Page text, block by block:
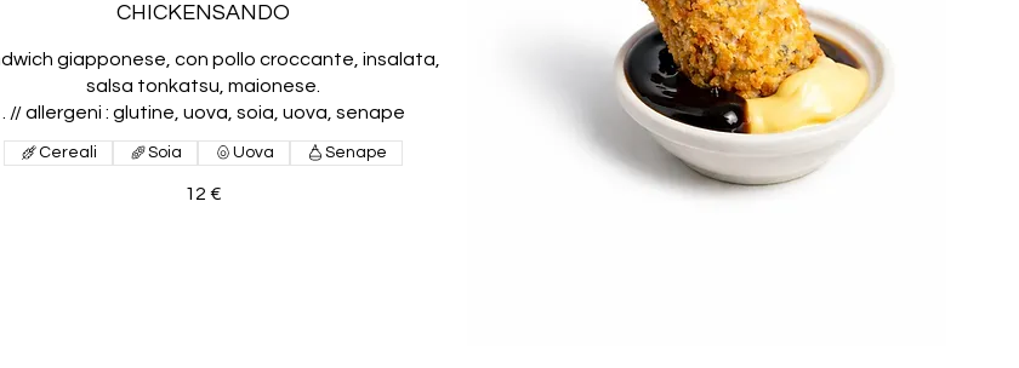
CHICKENSANDO
giapponese, con pollo croccante, insalata,
salsa tonkatsu, maionese.
. // allergeni : glutine, uova, soia, uova, senape
12 €
Cereali Soia Uova Senape